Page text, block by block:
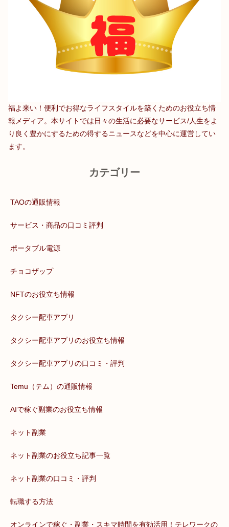
福よ来い！便利でお得なライフスタイルを築くためのお役立ち情
報メディア。本サイトでは日々の生活に必要なサービス/人生をよ
り良く豊かにするための得するニュースなどを中心に運営してい
ます。
カテゴリー
TAOの通販情報
サービス・商品の口コミ評判
ポータブル電源
チョコザップ
NFTのお役立ち情報
タクシー配車アプリ
タクシー配車アプリのお役立ち情報
タクシー配車アプリの口コミ・評判
Temu（テム）の通販情報
AIで稼ぐ副業のお役立ち情報
ネット副業
ネット副業のお役立ち記事一覧
ネット副業の口コミ・評判
転職する方法
オンラインで稼ぐ・副業・スキマ時間を有効活用！テレワークの